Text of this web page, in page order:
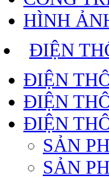
HÌNH
ĐIỆN
ĐIỆN
ĐIỆN
ĐIỆN
SẢN
SẢN